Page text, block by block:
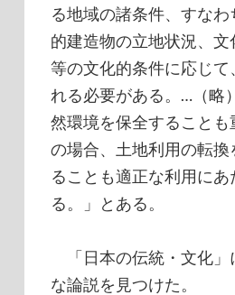
る地域の諸条件、すな
的建造物の立地状況、
等の文化的条件に応じて
れる必要がある。…（略
然環境を保全することも
の場合、土地利用の転
ることも適正な利用に
る。」とある。
「日本の伝統・文化」
な論説を見つけた。